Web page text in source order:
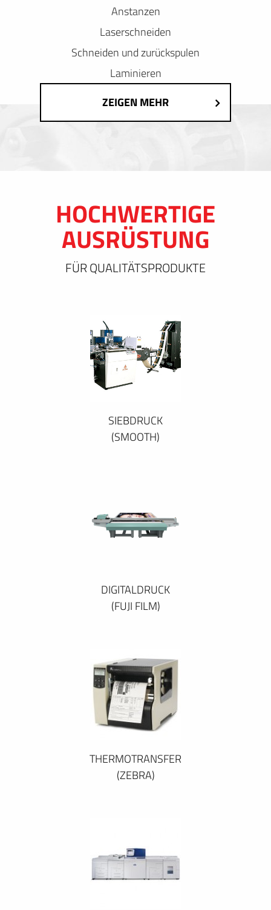
Anstanzen
Laserschneiden
Schneiden und zurückspulen
Laminieren
ZEIGEN MEHR
HOCHWERTIGE
AUSRÜSTUNG
FÜR QUALITÄTSPRODUKTE
SIEBDRUCK
(SMOOTH)
DIGITALDRUCK
(FUJI FILM)
THERMOTRANSFER
(ZEBRA)